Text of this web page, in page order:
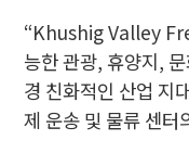
“Khushig Valley
능한 관광, 휴양지,
경 친화적인 산업 지
제 운송 및 물류 센터